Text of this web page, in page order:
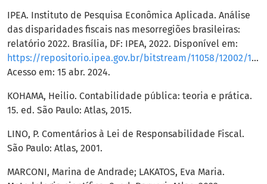
IPEA. Instituto de Pesquisa Econômica Aplicada. Análise
das disparidades fiscais nas mesorregiões brasileiras:
relatório 2022. Brasília, DF: IPEA, 2022. Disponível em:
https://repositorio.ipea.gov.br/bitstream/11058/12002/1/relatorio_de_atividades_2022.pdf
Acesso em: 15 abr. 2024.
KOHAMA, Heilio. Contabilidade pública: teoria e prática.
15. ed. São Paulo: Atlas, 2015.
LINO, P. Comentários à Lei de Responsabilidade Fiscal.
São Paulo: Atlas, 2001.
MARCONI, Marina de Andrade; LAKATOS, Eva Maria.